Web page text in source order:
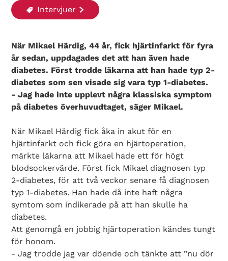
Intervjuer
När Mikael Härdig, 44 år, fick hjärtinfarkt för fyra
år sedan, uppdagades det att han även hade
diabetes. Först trodde läkarna att han hade typ 2-
diabetes som sen visade sig vara typ 1-diabetes.
- Jag hade inte upplevt några klassiska symptom
på diabetes överhuvudtaget, säger Mikael.
När Mikael Härdig fick åka in akut för en
hjärtinfarkt och fick göra en hjärtoperation,
märkte läkarna att Mikael hade ett för högt
blodsockervärde. Först fick Mikael diagnosen typ
2-diabetes, för att två veckor senare få diagnosen
typ 1-diabetes. Han hade då inte haft några
symtom som indikerade på att han skulle ha
diabetes.
Att genomgå en jobbig hjärtoperation kändes tungt
för honom.
- Jag trodde jag var döende och tänkte att ”nu dör